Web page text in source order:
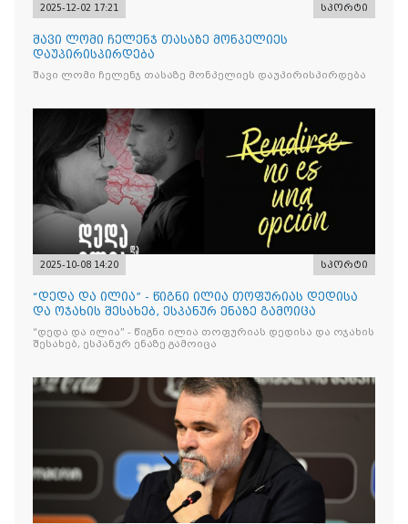
2025-12-02 17:21 სპორტი
შავი ლომი ჩელენჯ თასაზე მონპელიეს
დაუპირისპირდება
შავი ლომი ჩელენჯ თასაზე მონპელიეს დაუპირისპირდება
2025-10-08 14:20 სპორტი
“დედა და ილია” - წიგნი ილია თოფურიას დედისა
და ოჯახის შესახებ, ესპანურ ენაზე გამოიცა
“დედა და ილია” - წიგნი ილია თოფურიას დედისა და ოჯახის
შესახებ, ესპანურ ენაზე გამოიცა